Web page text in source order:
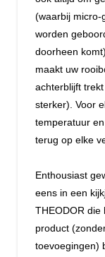
(waarbij micro-
worden
doorheen
maakt uw
achterblijft
sterker). Voor
temperatuur
terug op elke
Enthousiast
eens in een
THEODOR die
product
toevoegingen)